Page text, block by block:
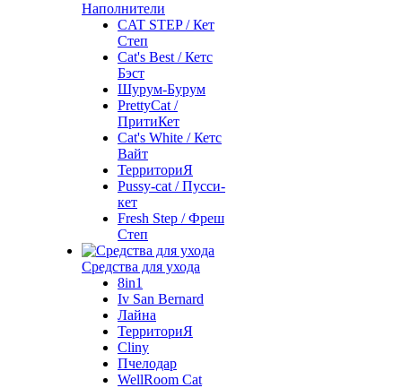
Наполнители
CAT STEP / Кет
Степ
Cat's Best / Кетс
Бэст
Шурум-Бурум
PrettyCat /
ПритиКет
Cat's White / Кетс
Вайт
ТерриториЯ
Pussy-cat / Пусси-
кет
Fresh Step / Фреш
Степ
Средства для ухода
8in1
Iv San Bernard
Лайна
ТерриториЯ
Cliny
Пчелодар
WellRoom Cat